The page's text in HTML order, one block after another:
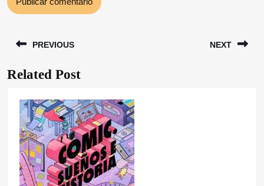
de
entradas
PREVIOUS
Entrada
NEXT
Related Post